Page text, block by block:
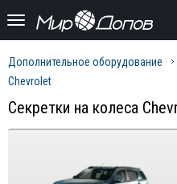
Дополнительное оборудование
Chevrolet
Секретки на колеса